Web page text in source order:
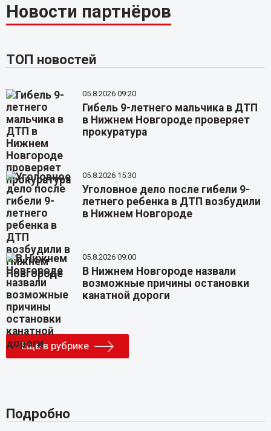
Новости партнёров
ТОП новостей
05.8.2026 09:20
Гибель 9-летнего мальчика в ДТП
в Нижнем Новгороде проверяет
прокуратура
05.8.2026 15:30
Уголовное дело после гибели 9-
летнего ребенка в ДТП возбудили
в Нижнем Новгороде
05.8.2026 09:00
В Нижнем Новгороде назвали
возможные причины остановки
канатной дороги
Еще в рубрике
Подробно